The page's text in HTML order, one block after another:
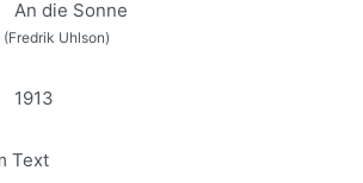
An die Sonne
Uhlson)
1913
Text